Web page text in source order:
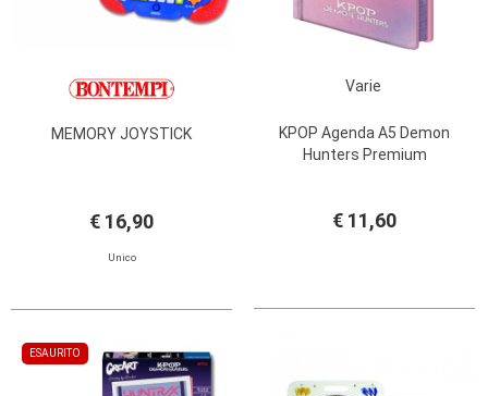
MEMORY JOYSTICK
€ 16,90
Unico
Varie
KPOP Agenda A5 Demon
Hunters Premium
€ 11,60
ESAURITO